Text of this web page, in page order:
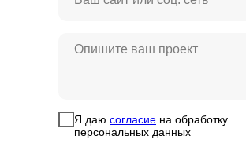
Я даю согласие на обработку
персональных данных